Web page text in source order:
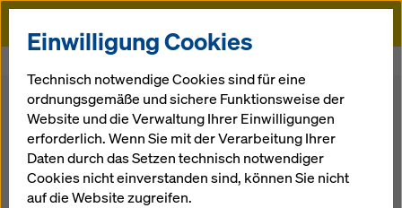
Doka
Schalung Traggeruest-Systeme
Zurück
Freivorbauwagen
Einwilligung Cookies
Technisch notwendige Cookies sind für eine
ordnungsgemäße und sichere Funktionsweise der
Website und die Verwaltung Ihrer Einwilligungen
erforderlich. Wenn Sie mit der Verarbeitung Ihrer
Daten durch das Setzen technisch notwendiger
Cookies nicht einverstanden sind, können Sie nicht
auf die Website zugreifen.